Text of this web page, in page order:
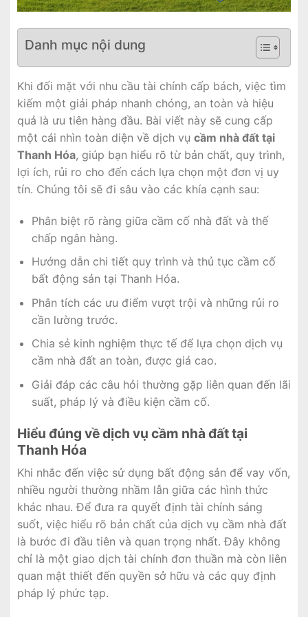
Danh mục nội dung
Khi đối mặt với nhu cầu tài chính cấp bách, việc tìm
kiếm một giải pháp nhanh chóng, an toàn và hiệu
quả là ưu tiên hàng đầu. Bài viết này sẽ cung cấp
một cái nhìn toàn diện về dịch vụ cầm nhà đất tại
Thanh Hóa, giúp bạn hiểu rõ từ bản chất, quy trình,
lợi ích, rủi ro cho đến cách lựa chọn một đơn vị uy
tín. Chúng tôi sẽ đi sâu vào các khía cạnh sau:
Phân biệt rõ ràng giữa cầm cố nhà đất và thế
chấp ngân hàng.
Hướng dẫn chi tiết quy trình và thủ tục cầm cố
bất động sản tại Thanh Hóa.
Phân tích các ưu điểm vượt trội và những rủi ro
cần lường trước.
Chia sẻ kinh nghiệm thực tế để lựa chọn dịch vụ
cầm nhà đất an toàn, được giá cao.
Giải đáp các câu hỏi thường gặp liên quan đến lãi
suất, pháp lý và điều kiện cầm cố.
Hiểu đúng về dịch vụ cầm nhà đất tại
Thanh Hóa
Khi nhắc đến việc sử dụng bất động sản để vay vốn,
nhiều người thường nhầm lẫn giữa các hình thức
khác nhau. Để đưa ra quyết định tài chính sáng
suốt, việc hiểu rõ bản chất của dịch vụ cầm nhà đất
là bước đi đầu tiên và quan trọng nhất. Đây không
chỉ là một giao dịch tài chính đơn thuần mà còn liên
quan mật thiết đến quyền sở hữu và các quy định
pháp lý phức tạp.